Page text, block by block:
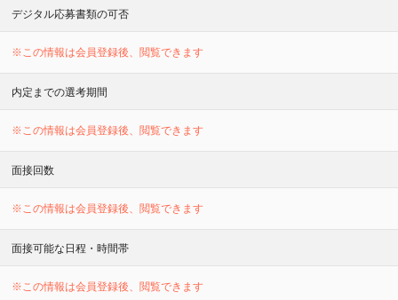
デジタル応募書類の可否
※この情報は会員登録後、閲覧できます
内定までの選考期間
※この情報は会員登録後、閲覧できます
面接回数
※この情報は会員登録後、閲覧できます
面接可能な日程・時間帯
※この情報は会員登録後、閲覧できます